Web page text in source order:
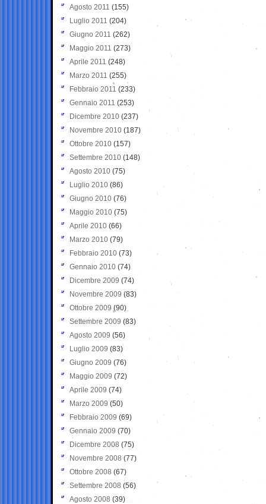
Agosto 2011 (155)
Luglio 2011 (204)
Giugno 2011 (262)
Maggio 2011 (273)
Aprile 2011 (248)
Marzo 2011 (255)
Febbraio 2011 (233)
Gennaio 2011 (253)
Dicembre 2010 (237)
Novembre 2010 (187)
Ottobre 2010 (157)
Settembre 2010 (148)
Agosto 2010 (75)
Luglio 2010 (86)
Giugno 2010 (76)
Maggio 2010 (75)
Aprile 2010 (66)
Marzo 2010 (79)
Febbraio 2010 (73)
Gennaio 2010 (74)
Dicembre 2009 (74)
Novembre 2009 (83)
Ottobre 2009 (90)
Settembre 2009 (83)
Agosto 2009 (56)
Luglio 2009 (83)
Giugno 2009 (76)
Maggio 2009 (72)
Aprile 2009 (74)
Marzo 2009 (50)
Febbraio 2009 (69)
Gennaio 2009 (70)
Dicembre 2008 (75)
Novembre 2008 (77)
Ottobre 2008 (67)
Settembre 2008 (56)
Agosto 2008 (39)